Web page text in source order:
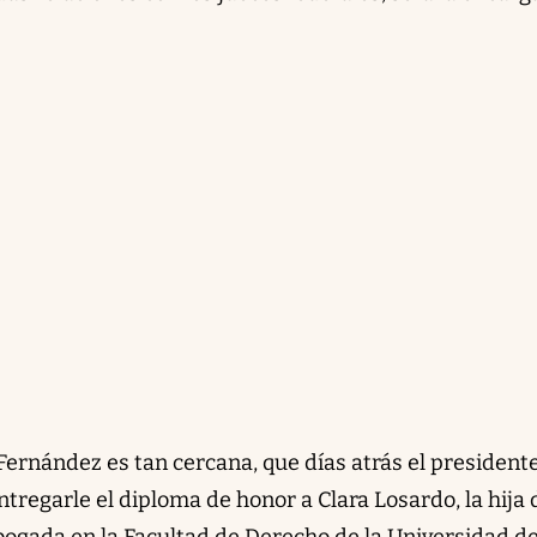
es tan cercana, que días atrás el
el diploma de honor a Clara Losardo, la hija